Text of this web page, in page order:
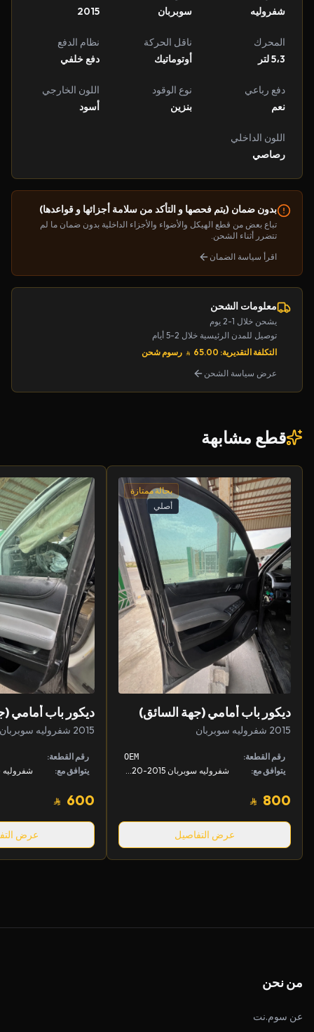
شفروليه
سوبربان
2015
المحرك
5،3 لتر
ناقل الحركة
أوتوماتيك
نظام الدفع
دفع خلفي
دفع رباعي
نعم
نوع الوقود
بنزين
اللون الخارجي
أسود
اللون الداخلي
رصاصي
بدون ضمان (يتم فحصها و التأكد من سلامة أجزائها و قواعدها)
تباع بعض من قطع الهيكل والأضواء والأجزاء الداخلية بدون ضمان ما لم
تتضرر أثناء الشحن.
اقرأ سياسة الضمان
معلومات الشحن
يشحن خلال 1-2 يوم
توصيل للمدن الرئيسية خلال 2-5 أيام
التكلفة التقديرية: 65.00
رسوم شحن
عرض سياسة الشحن
قطع مشابهة
بحالة ممتازة
أصلي
ديكور باب أمامي (جهة السائق)
2015 شفروليه سوبربان
رقم القطعة: OEM
يتوافق مع:
800
عرض التفاصيل
ديكور باب أمامي
2015 شفروليه سوبربان
رقم القطعة:
يتوافق مع:
600
عرض
من نحن
عن سوم.نت